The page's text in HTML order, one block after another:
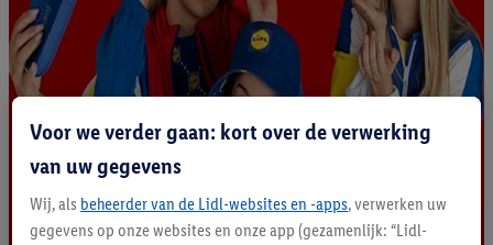
Voor we verder gaan: kort over de verwerking
van uw gegevens
Wij, als beheerder van de Lidl-websites en -apps, verwerken uw
gegevens op onze websites en onze app (gezamenlijk: “Lidl-